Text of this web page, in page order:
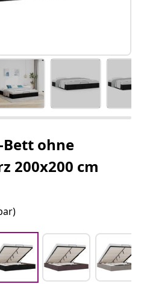
ohne
200x200 cm